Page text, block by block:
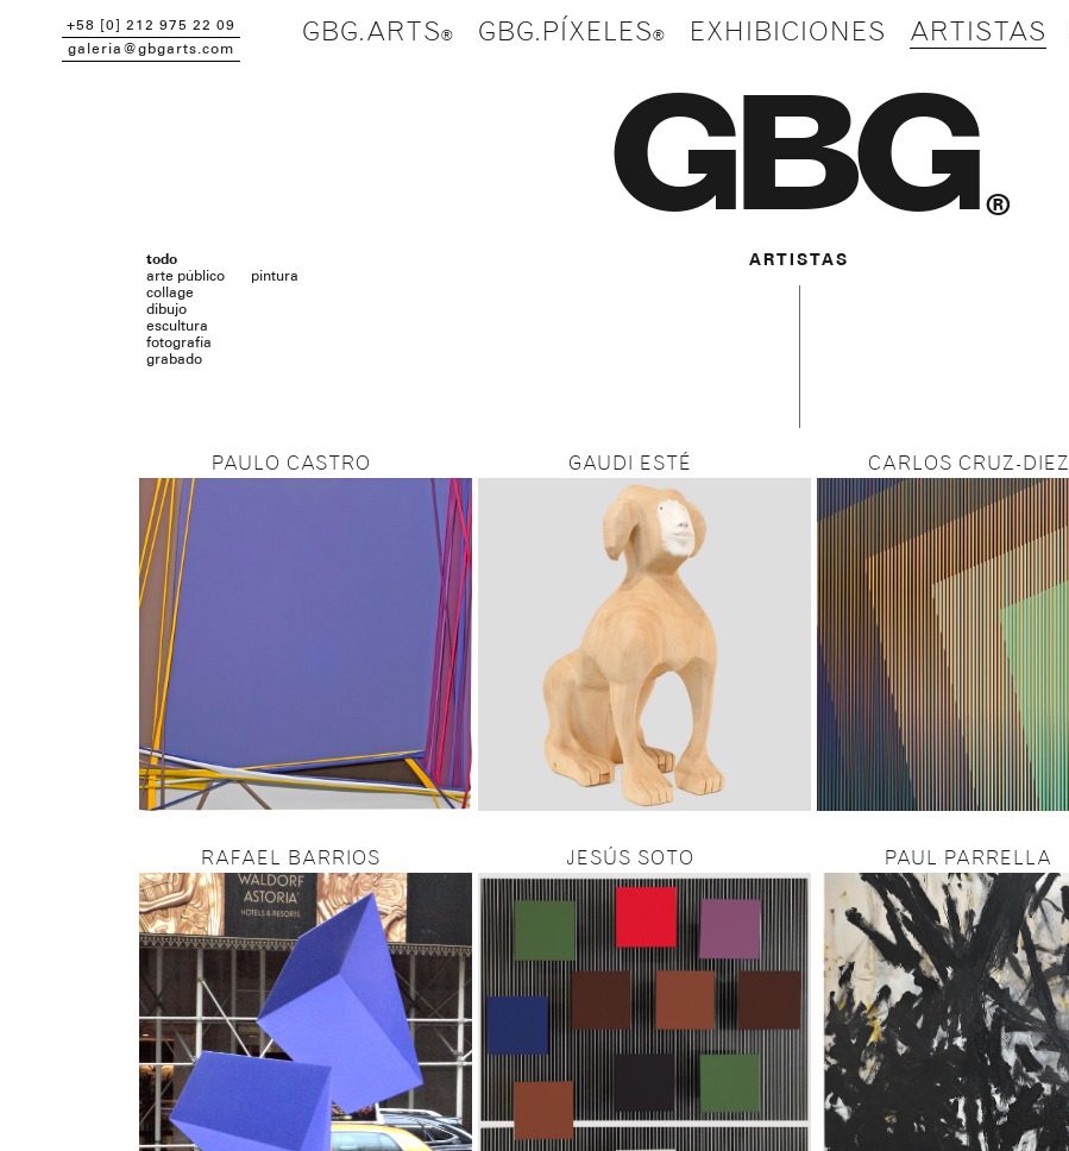
+58 [0] 212 975 22 09
galeria@gbgarts.com
GBG.ARTS GBG.PÍXELES EXHIBICIONES ARTISTAS
GBG ®
ARTISTAS
todo
arte público
collage
dibujo
escultura
fotografía
grabado
pintura
PAULO CASTRO GAUDI ESTÉ CARLOS CRUZ-DIEZ
RAFAEL BARRIOS JESÚS SOTO PAUL PARRELLA